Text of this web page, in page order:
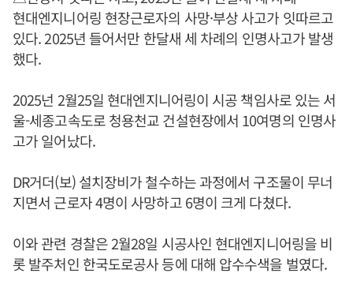
현대엔지니어링 현장근로자의 사망·부상 사고가 잇따르고
있다. 2025년 들어서만 한달새 세 차례의 인명사고가 발생
했다.
2025넌 2월25일 현대엔지니어링이 시공 책임사로 있는 서
울-세종고속도로 청용천교 건설현장에서 10여명의 인명사
고가 일어났다.
DR거더(보) 설치장비가 철수하는 과정에서 구조물이 무너
지면서 근로자 4명이 사망하고 6명이 크게 다쳤다.
이와 관련 경찰은 2월28일 시공사인 현대엔지니어링을 비
롯 발주처인 한국도로공사 등에 대해 압수수색을 벌였다.